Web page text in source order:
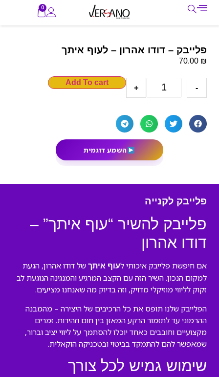
0
פלייבק – דודו אהרון – לעוף איתך
70.00 ₪
-
+
Add To cart
השמע דוגמית
פלייבק לקנייה
פלייבק להשיר “עוף איתך” –
דודו אהרון
אם חיפשת פלייבק איכותי לעוף איתך של דודו אהרון, הגעת
למקום הנכון. השיר הזה עם הקצב המרגיע והמנגינה הנוגעת לב
זקוק לליווי מוזיקלי מדויק, וזה בדיוק מה שאנחנו מציעים.
הפלייבק שלנו תופס את כל הרכיבים של היצירה – מהמבנה
ההרמוני עד לתזמור הרקע המאזן בין חום וזהירות. זמרים
מקצועיים וחובבים כאחד יוכלו להסתמך על ליווי יציב וברור,
שמאפשר להם להתמקד בביטוי ובטכניקה הוקאלית.
שימוש גמיש לכל צורך